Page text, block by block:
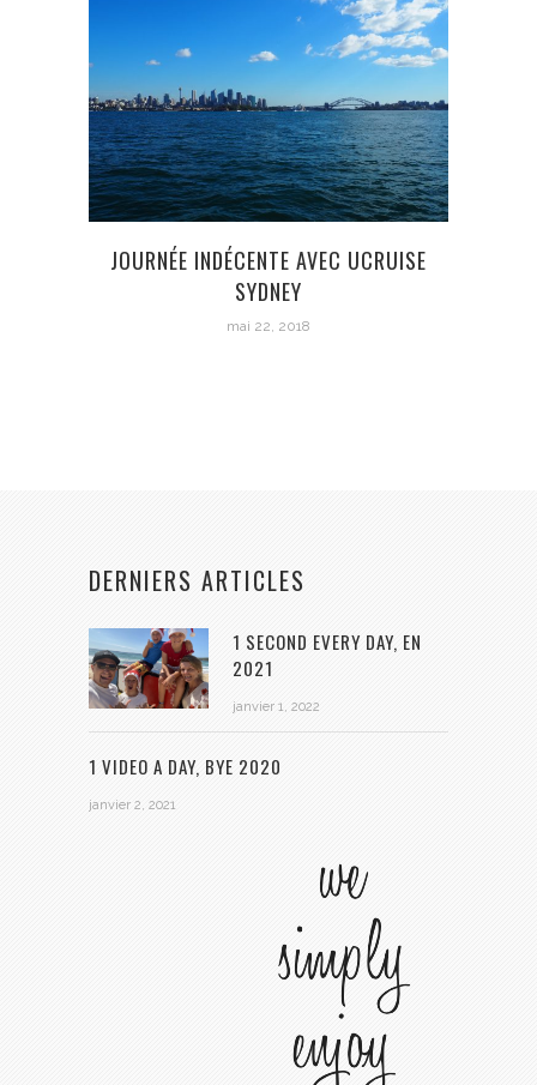
JOURNÉE INDÉCENTE AVEC UCRUISE
SYDNEY
mai 22, 2018
DERNIERS ARTICLES
1 SECOND EVERY DAY, EN
2021
janvier 1, 2022
1 VIDEO A DAY, BYE 2020
janvier 2, 2021